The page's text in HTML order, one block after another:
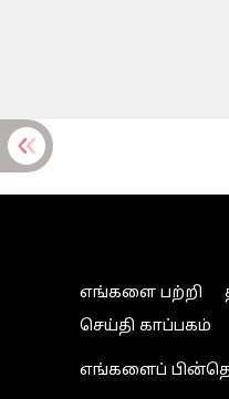
எங்களை பற்றி
செய்தி காப்பகம்
எங்களைப்